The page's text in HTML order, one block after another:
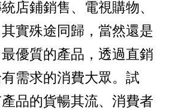
店鋪銷售、電視購物、
實殊途同歸，當然還是
優質的產品，透過直銷
需求的消費大眾。試
品的貨暢其流、消費者